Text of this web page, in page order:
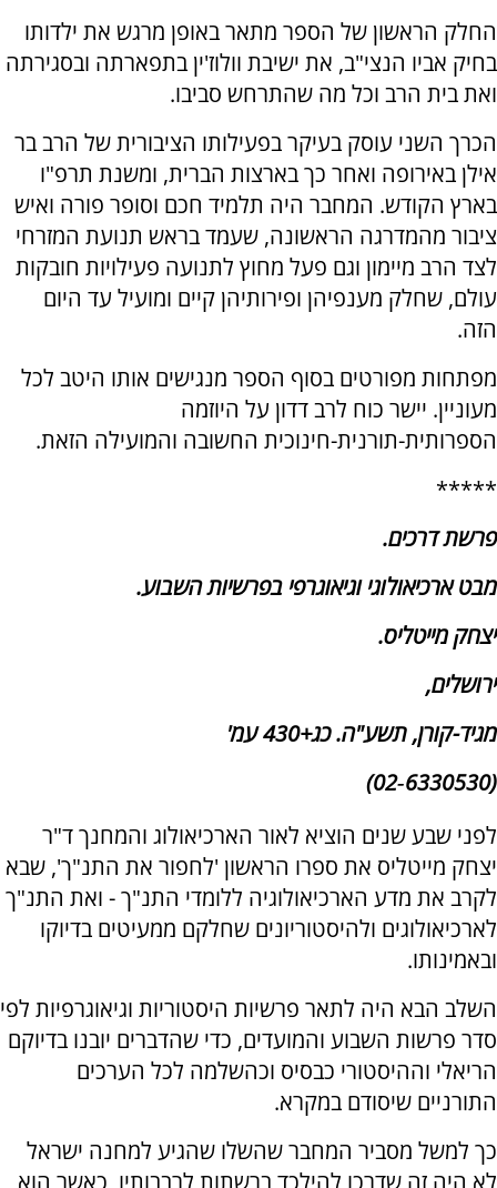
החלק הראשון של הספר מתאר באופן מרגש את ילדותו
בחיק אביו הנצי"ב, את ישיבת וולוז'ין בתפארתה ובסגירתה
ואת בית הרב וכל מה שהתרחש סביבו.
הכרך השני עוסק בעיקר בפעילותו הציבורית של הרב בר
אילן באירופה ואחר כך בארצות הברית, ומשנת תרפ"ו
בארץ הקודש. המחבר היה תלמיד חכם וסופר פורה ואיש
ציבור מהמדרגה הראשונה, שעמד בראש תנועת המזרחי
לצד הרב מיימון וגם פעל מחוץ לתנועה פעילויות חובקות
עולם, שחלק מענפיהן ופירותיהן קיים ומועיל עד היום
הזה.
מפתחות מפורטים בסוף הספר מנגישים אותו היטב לכל
מעוניין. יישר כוח לרב דדון על היוזמה
הספרותית-תורנית-חינוכית החשובה והמועילה הזאת.
*****
פרשת דרכים.
מבט ארכיאולוגי וגיאוגרפי בפרשיות השבוע.
יצחק מייטליס.
ירושלים,
מגיד-קורן, תשע"ה. כג+430 עמ'
(6330530‑02)
לפני שבע שנים הוציא לאור הארכיאולוג והמחנך ד"ר
יצחק מייטליס את ספרו הראשון 'לחפור את התנ"ך', שבא
לקרב את מדע הארכיאולוגיה ללומדי התנ"ך - ואת התנ"ך
לארכיאולוגים ולהיסטוריונים שחלקם ממעיטים בדיוקו
ובאמינותו.
השלב הבא היה לתאר פרשיות היסטוריות וגיאוגרפיות לפי
סדר פרשות השבוע והמועדים, כדי שהדברים יובנו בדיוקם
הריאלי וההיסטורי כבסיס וכהשלמה לכל הערכים
התורניים שיסודם במקרא.
כך למשל מסביר המחבר שהשׂלו שהגיע למחנה ישראל